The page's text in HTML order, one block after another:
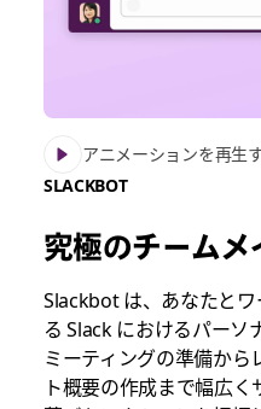
アニメーションを再生
SLACKBOT
究極のチームメ
Slackbot は、あなたと
る Slack におけるパーソ
ミーティングの準備から
ト概要の作成まで幅広